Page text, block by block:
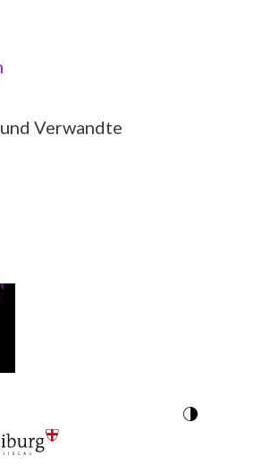
Verwandte